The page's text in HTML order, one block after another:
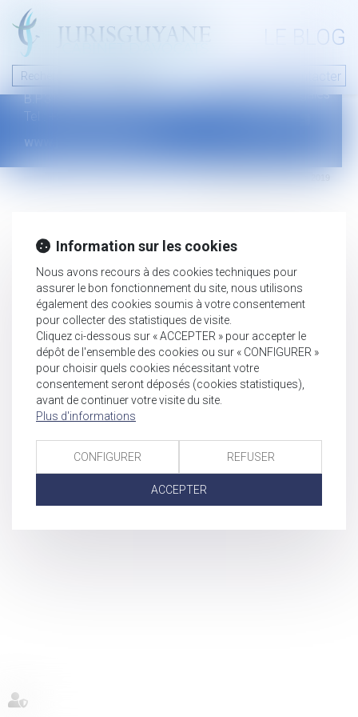
LE BLOG
Nous contacter
46 avenue de la liberté
B.P.315 - 97327 Cayenne Cedex
Tel : +594 594 29 45 35
www.jurisguyane.com
Mentions légales
Information sur les cookies
Nous avons recours à des cookies techniques pour
assurer le bon fonctionnement du site, nous utilisons
également des cookies soumis à votre consentement
pour collecter des statistiques de visite.
Cliquez ci-dessous sur « ACCEPTER » pour accepter le
dépôt de l'ensemble des cookies ou sur « CONFIGURER »
pour choisir quels cookies nécessitant votre
consentement seront déposés (cookies statistiques),
avant de continuer votre visite du site.
Plus d'informations
CONFIGURER REFUSER
ACCEPTER